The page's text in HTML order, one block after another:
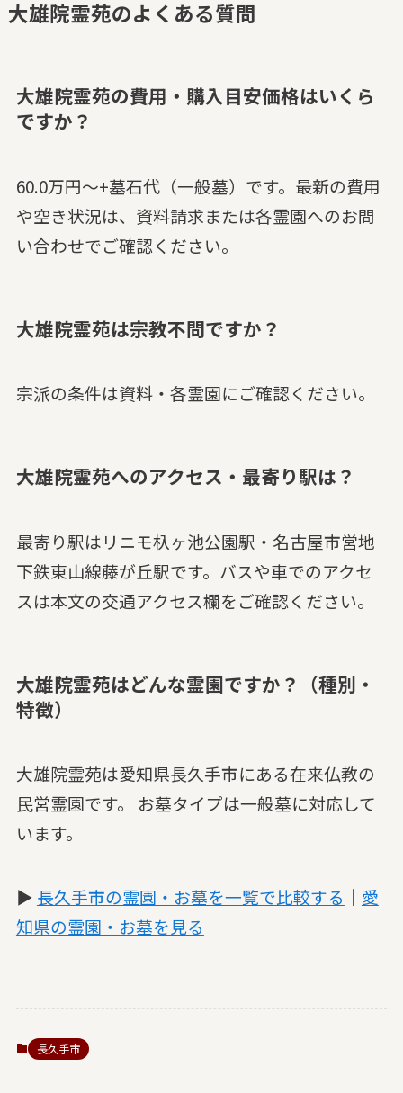
大雄院霊苑のよくある質問
大雄院霊苑の費用・購入目安価格はいくら
ですか？
60.0万円～+墓石代（一般墓）です。最新の費用
や空き状況は、資料請求または各霊園へのお問
い合わせでご確認ください。
大雄院霊苑は宗教不問ですか？
宗派の条件は資料・各霊園にご確認ください。
大雄院霊苑へのアクセス・最寄り駅は？
最寄り駅はリニモ杁ヶ池公園駅・名古屋市営地
下鉄東山線藤が丘駅です。バスや車でのアクセ
スは本文の交通アクセス欄をご確認ください。
大雄院霊苑はどんな霊園ですか？（種別・
特徴）
大雄院霊苑は愛知県長久手市にある在来仏教の
民営霊園です。 お墓タイプは一般墓に対応して
います。
▶ 長久手市の霊園・お墓を一覧で比較する ｜ 愛
知県の霊園・お墓を見る
長久手市